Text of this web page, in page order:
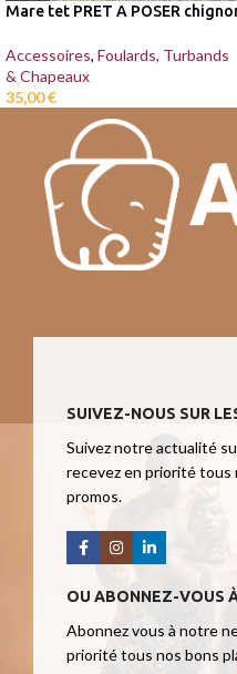
Mare tet PRET A POSER
Accessoires, Foulards, Turbands
& Chapeaux
35,00€
SUIVEZ-NOUS SUR
Suivez notre actualité
recevez en priorité tous
promos.
OU ABONNEZ-VOUS
Abonnez vous à notre
priorité tous nos bons